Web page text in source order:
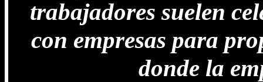
trabajadores suelen
con empresas para
donde la